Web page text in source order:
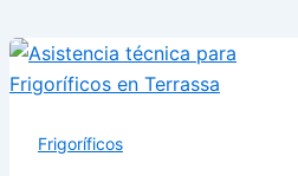
Frigoríficos